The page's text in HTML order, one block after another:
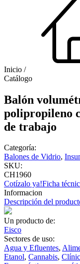
Inicio /
Catálogo
Balón
polipropileno
de trabajo
Categoría:
Balones de Vidrio,
SKU:
CH1960
Cotízalo ya!Ficha
Informacion
Descripción del
Un producto de:
Eisco
Sectores de uso:
Agua y Efluentes,
Etanol, Cannabis,